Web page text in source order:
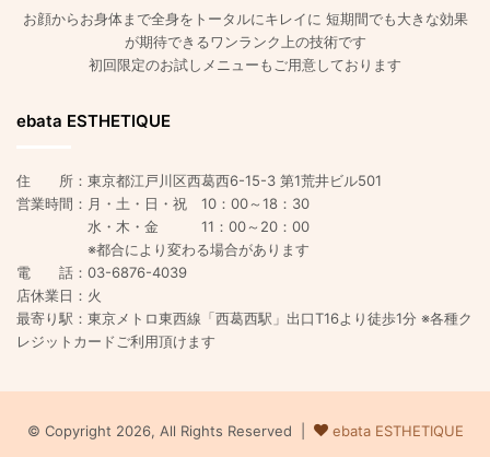
お顔からお身体まで全身をトータルにキレイに 短期間でも大きな効果
が期待できるワンランク上の技術です
初回限定のお試しメニューもご用意しております
ebata ESTHETIQUE
住 所：東京都江戸川区西葛西6-15-3 第1荒井ビル501
営業時間：月・土・日・祝 10：00～18：30
水・木・金 11：00～20：00
※都合により変わる場合があります
電 話：03-6876-4039
店休業日：火
最寄り駅：東京メトロ東西線「西葛西駅」出口T16より徒歩1分 ※各種ク
レジットカードご利用頂けます
© Copyright 2026, All Rights Reserved | ebata ESTHETIQUE